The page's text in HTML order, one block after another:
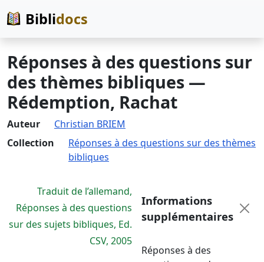
Biblidocs
Réponses à des questions sur
des thèmes bibliques —
Rédemption, Rachat
Auteur
Christian BRIEM
Collection
Réponses à des questions sur des thèmes
bibliques
Traduit de l’allemand,
Réponses à des questions
sur des sujets bibliques, Ed.
CSV, 2005
Informations
supplémentaires
Réponses à des